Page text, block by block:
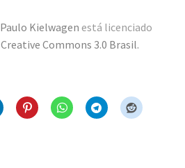
Paulo Kielwagen está licenciado
Creative Commons 3.0 Brasil.